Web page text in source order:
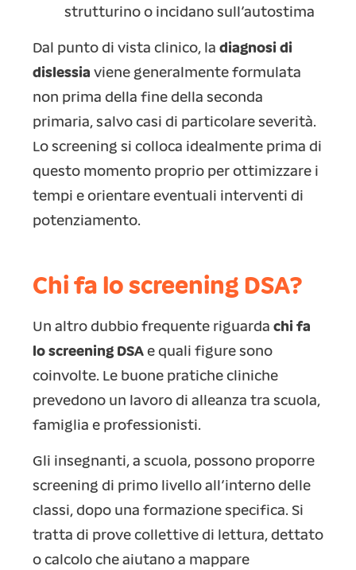
strutturino o incidano sull’autostima
Dal punto di vista clinico, la diagnosi di
dislessia viene generalmente formulata
non prima della fine della seconda
primaria, salvo casi di particolare severità.
Lo screening si colloca idealmente prima di
questo momento proprio per ottimizzare i
tempi e orientare eventuali interventi di
potenziamento.
Chi fa lo screening DSA?
Un altro dubbio frequente riguarda chi fa
lo screening DSA e quali figure sono
coinvolte. Le buone pratiche cliniche
prevedono un lavoro di alleanza tra scuola,
famiglia e professionisti.
Gli insegnanti, a scuola, possono proporre
screening di primo livello all’interno delle
classi, dopo una formazione specifica. Si
tratta di prove collettive di lettura, dettato
o calcolo che aiutano a mappare